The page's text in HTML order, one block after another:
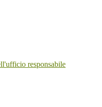
responsabile